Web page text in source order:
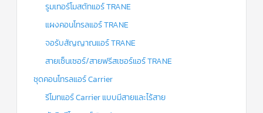
รูมเทอร์โมสตัทแอร์ TRANE
แผงคอนโทรลแอร์ TRANE
จอรับสัญญาณแอร์ TRANE
สายเซ็นเซอร์/สายฟรีสเซอร์แอร์ TRANE
ชุดคอนโทรลแอร์ Carrier
รีโมทแอร์ Carrier แบบมีสายและไร้สาย